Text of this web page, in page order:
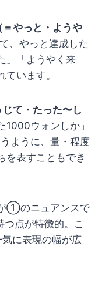
やっと・ようや
、やっと達成した
」「ようやく来
います。
て・たった〜し
1000ウォンしか」
ように、量・程度
を表すこともでき
①のニュアンスで
点が特徴的。こ
に表現の幅が広